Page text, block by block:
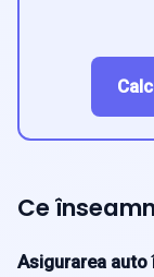
Ce
Asigurarea auto